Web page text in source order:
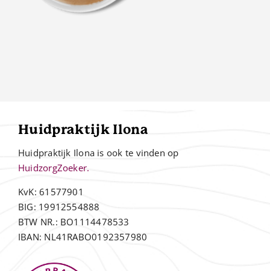
Huidpraktijk Ilona
Huidpraktijk Ilona is ook te vinden op
HuidzorgZoeker.
KvK: 61577901
BIG: 19912554888
BTW NR.: BO1114478533
IBAN: NL41RABO0192357980